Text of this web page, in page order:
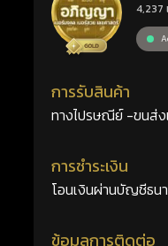
เลข
4,237
การรับสินค้า
ทางไปรษณีย์ -ขนส่ง
การชำระเงิน
โอนเงินผ่านบัญชีธน
ข้อมูลการติดต่อ